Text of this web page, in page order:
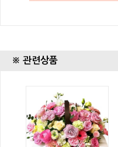
※ 관련상품